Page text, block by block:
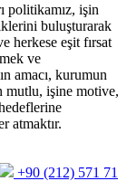
politikamız, işin
buluşturarak
herkese eşit fırsat
ve
amacı, kurumun
mutlu, işine motive,
atmaktır.
+90 (212) 571 71